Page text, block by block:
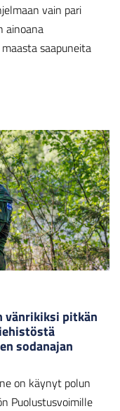
vain pari
ainoana
saapuneita
vänrikiksi pitkän
sodanajan
on käynyt polun
Puolustusvoimille